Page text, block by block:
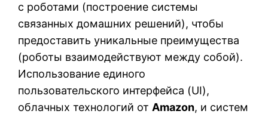
с роботами (построение системы
связанных домашних решений), чтобы
предоставить уникальные преимущества
(роботы взаимодействуют между собой).
Использование единого
пользовательского интерфейса (UI),
облачных технологий отAmazon, и систем